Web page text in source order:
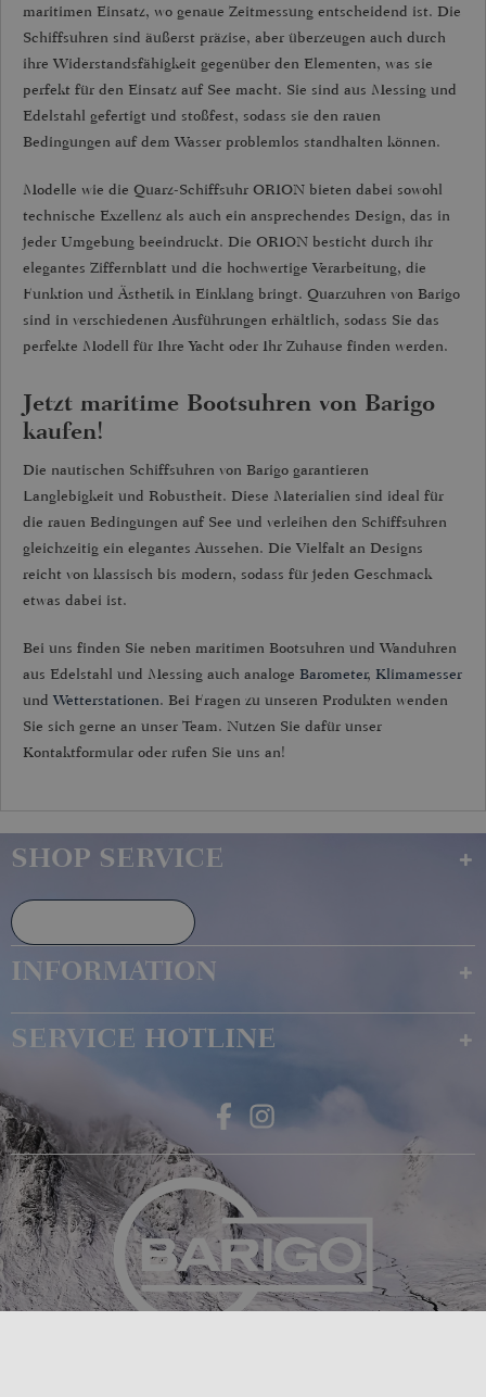
maritimen Einsatz, wo genaue Zeitmessung entscheidend ist. Die
Schiffsuhren sind äußerst präzise, aber überzeugen auch durch
ihre Widerstandsfähigkeit gegenüber den Elementen, was sie
perfekt für den Einsatz auf See macht. Sie sind aus Messing und
Edelstahl gefertigt und stoßfest, sodass sie den rauen
Bedingungen auf dem Wasser problemlos standhalten können.
Modelle wie die Quarz-Schiffsuhr ORION bieten dabei sowohl
technische Exzellenz als auch ein ansprechendes Design, das in
jeder Umgebung beeindruckt. Die ORION besticht durch ihr
elegantes Ziffernblatt und die hochwertige Verarbeitung, die
Funktion und Ästhetik in Einklang bringt. Quarzuhren von Barigo
sind in verschiedenen Ausführungen erhältlich, sodass Sie das
perfekte Modell für Ihre Yacht oder Ihr Zuhause finden werden.
Jetzt maritime Bootsuhren von Barigo
kaufen!
Die nautischen Schiffsuhren von Barigo garantieren
Langlebigkeit und Robustheit. Diese Materialien sind ideal für
die rauen Bedingungen auf See und verleihen den Schiffsuhren
gleichzeitig ein elegantes Aussehen. Die Vielfalt an Designs
reicht von klassisch bis modern, sodass für jeden Geschmack
etwas dabei ist.
Bei uns finden Sie neben maritimen Bootsuhren und Wanduhren
aus Edelstahl und Messing auch analoge Barometer, Klimamesser
und Wetterstationen. Bei Fragen zu unseren Produkten wenden
Sie sich gerne an unser Team. Nutzen Sie dafür unser
Kontaktformular oder rufen Sie uns an!
SHOP SERVICE
INFORMATION
SERVICE HOTLINE